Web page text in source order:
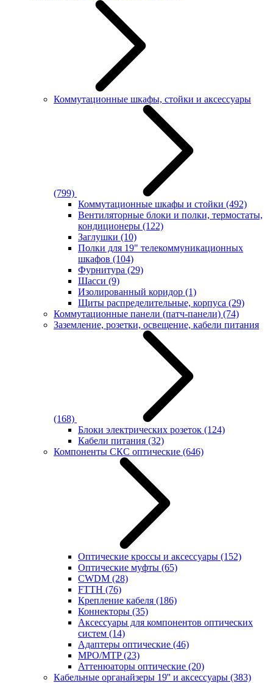
Коммутационные шкафы, стойки и аксессуары
(799)
Коммутационные шкафы и стойки (492)
Вентиляторные блоки и полки, термостаты,
кондиционеры (122)
Заглушки (10)
Полки для 19" телекоммуникационных
шкафов (104)
Фурнитура (29)
Шасси (9)
Изолированный коридор (1)
Щиты распределительные, корпуса (29)
Коммутационные панели (патч-панели) (74)
Заземление, розетки, освещение, кабели питания
(168)
Блоки электрических розеток (124)
Кабели питания (32)
Компоненты СКС оптические (646)
Оптические кроссы и аксессуары (152)
Оптические муфты (65)
CWDM (28)
FTTH (76)
Крепление кабеля (186)
Коннекторы (35)
Аксессуары для компонентов оптических
систем (14)
Адаптеры оптические (46)
MPO/MTP(23)
Аттенюаторы оптические (20)
Кабельные органайзеры 19'' и аксессуары (383)